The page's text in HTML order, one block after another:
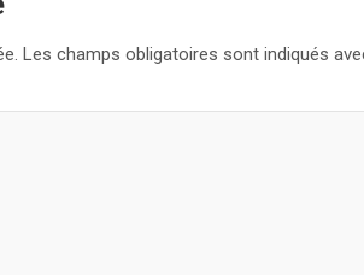
Les champs obligatoires sont indiqués